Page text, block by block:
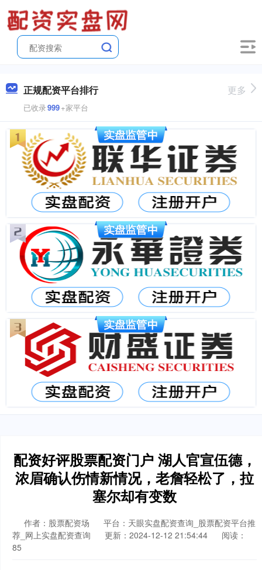
正规配资平台排行
已收录999+家平台
更多
配资好评股票配资门户 湖人官宣伍德，
浓眉确认伤情新情况，老詹轻松了，拉
塞尔却有变数
作者：股票配资场
平台：天眼实盘配资查询_股票配资平台推
荐_网上实盘配资查询
更新：2024-12-12 21:54:44
阅读：
85